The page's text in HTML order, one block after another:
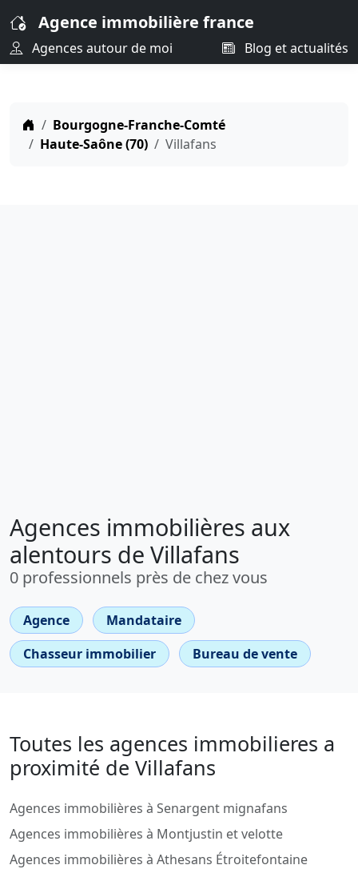
Agence immobilière france
Agences autour de moi Blog et actualités
Bourgogne-Franche-Comté
Haute-Saône (70)
Villafans
Agences immobilières aux
alentours de Villafans
0 professionnels près de chez vous
Agence
Mandataire
Chasseur immobilier
Bureau de vente
Toutes les agences immobilieres a
proximité de Villafans
Agences immobilières à Senargent mignafans
Agences immobilières à Montjustin et velotte
Agences immobilières à Athesans Étroitefontaine